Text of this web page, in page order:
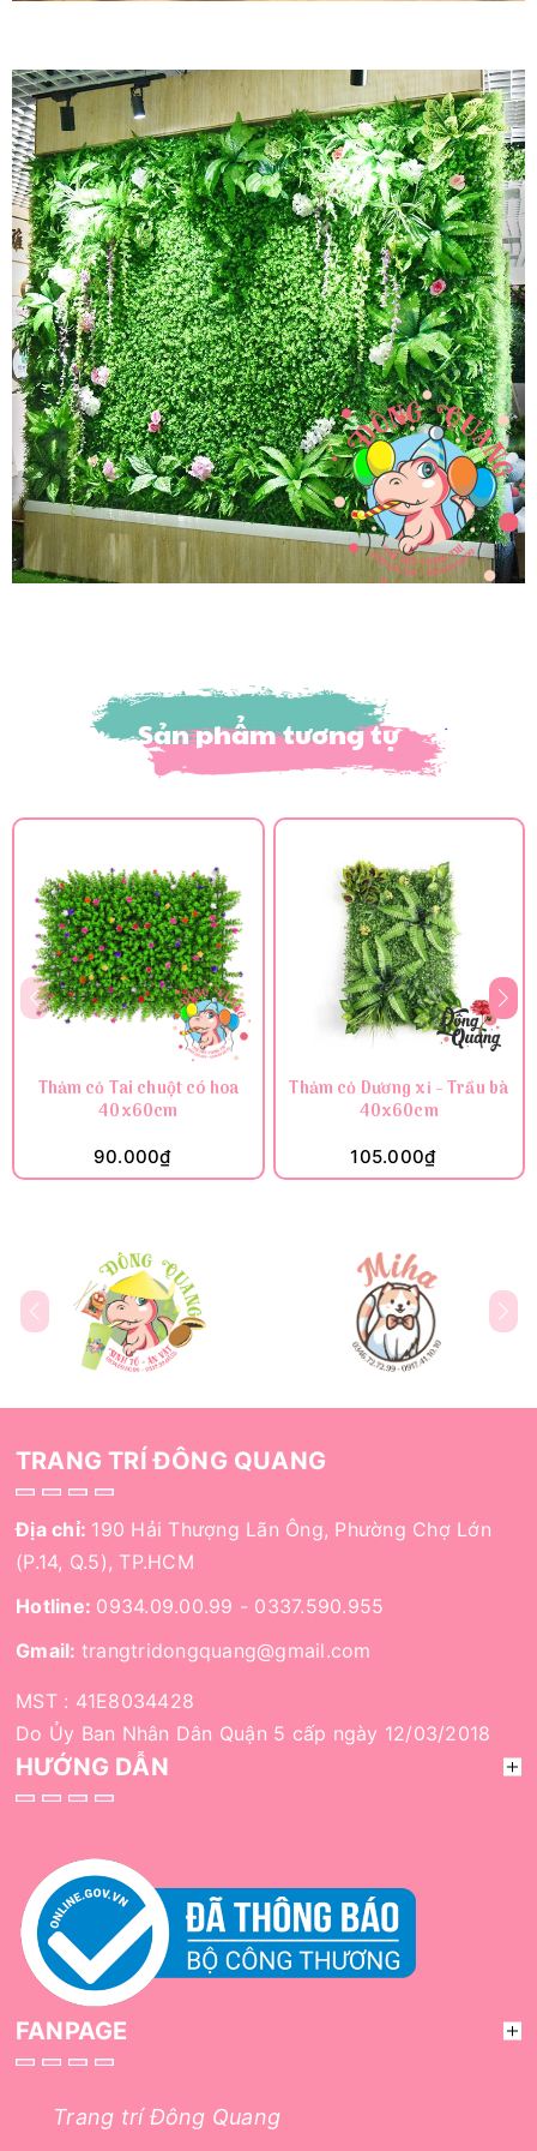
Sản phẩm tương tự
Thảm cỏ Tai chuột có hoa
40x60cm
90.000₫
Thảm cỏ Dương xỉ - Trầu bà
40x60cm
105.000₫
TRANG TRÍ ĐÔNG QUANG
Địa chỉ: 190 Hải Thượng Lãn Ông, Phường Chợ Lớn
(P.14, Q.5), TP.HCM
Hotline: 0934.09.00.99 - 0337.590.955
Gmail: trangtridongquang@gmail.com
MST : 41E8034428
Do Ủy Ban Nhân Dân Quận 5 cấp ngày 12/03/2018
HƯỚNG DẪN
FANPAGE
Trang trí Đông Quang